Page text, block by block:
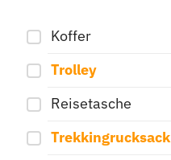
Koffer
Trolley
Reisetasche
Trekkingrucksack